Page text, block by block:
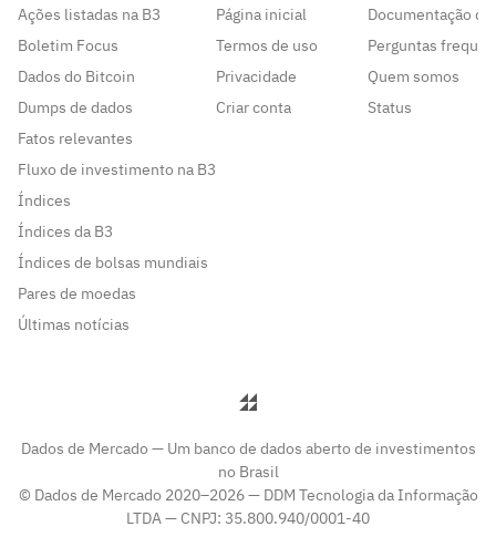
Ações listadas na B3
Boletim Focus
Dados do Bitcoin
Dumps de dados
Fatos relevantes
Fluxo de investimento na B3
Índices
Índices da B3
Índices de bolsas mundiais
Pares de moedas
Últimas notícias
Página inicial
Termos de uso
Privacidade
Criar conta
Documentação da
Perguntas
Quem somos
Status
Dados de Mercado — Um banco de dados aberto de investimentos
no Brasil
© Dados de Mercado 2020–2026 — DDM Tecnologia da Informação
LTDA — CNPJ: 35.800.940/0001-40